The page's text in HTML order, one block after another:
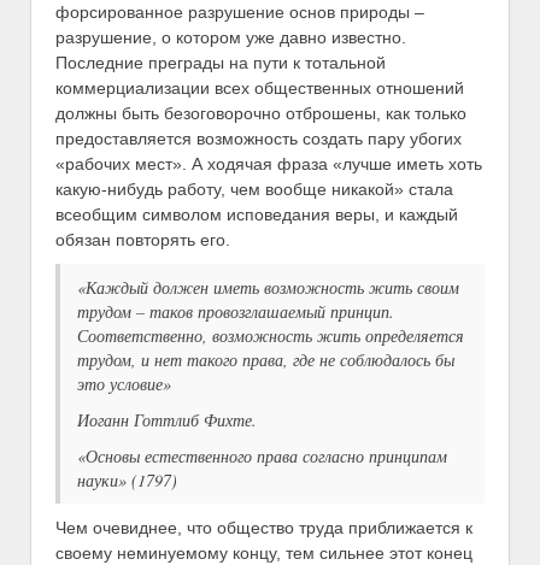
форсированное разрушение основ природы –
разрушение, о котором уже давно известно.
Последние преграды на пути к тотальной
коммерциализации всех общественных отношений
должны быть безоговорочно отброшены, как только
предоставляется возможность создать пару убогих
«рабочих мест». А ходячая фраза «лучше иметь хоть
какую-нибудь работу, чем вообще никакой» стала
всеобщим символом исповедания веры, и каждый
обязан повторять его.
«Каждый должен иметь возможность жить своим
трудом – таков провозглашаемый принцип.
Соответственно, возможность жить определяется
трудом, и нет такого права, где не соблюдалось бы
это условие»
Иоганн Готтлиб Фихте.
«Основы естественного права согласно принципам
науки» (1797)
Чем очевиднее, что общество труда приближается к
своему неминуемому концу, тем сильнее этот конец